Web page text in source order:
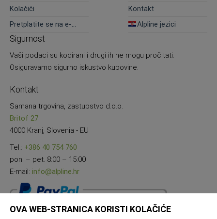
Kolačići
Kontakt
Pretplatite se na e-
Alpline jezici
Sigurnost
Vaši podaci su kodirani i drugi ih ne mogu pročitati.
Osiguravamo sigurno iskustvo kupovine.
Kontakt
Samana trgovina, zastupstvo d.o.o.
Britof 27
4000 Kranj, Slovenia - EU
Tel.: +386 40 754 760
pon. – pet. 8:00 – 15:00
E-mail: info@alpline.hr
OVA WEB-STRANICA KORISTI KOLAČIĆE